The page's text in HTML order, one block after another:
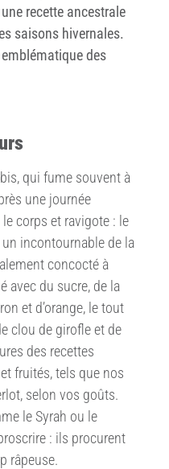
recette ancestrale
saisons hivernales.
des
qui fume souvent à
une journée
corps et ravigote : le
incontournable de la
concocté à
avec du sucre, de la
et d’orange, le tout
clou de girofle et de
des recettes
fruités, tels que nos
selon vos goûts.
le Syrah ou le
: ils procurent
râpeuse.